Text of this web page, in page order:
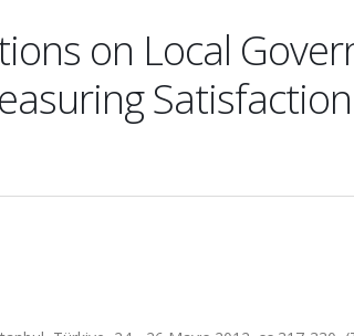
on Local